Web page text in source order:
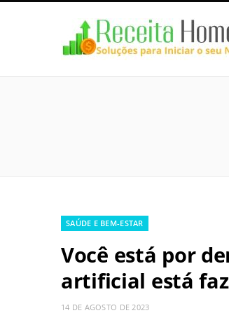
SAÚDE E BEM-ESTAR
Você está por
artificial está
14 DE AGOSTO DE 2023